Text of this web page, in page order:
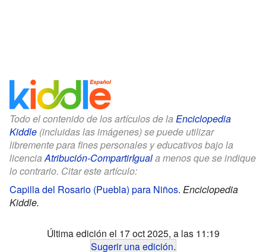
Todo el contenido de los artículos de la Enciclopedia
Kiddle (incluidas las imágenes) se puede utilizar
libremente para fines personales y educativos bajo la
licenciaAtribución-CompartirIguala menos que se indique
lo contrario. Citar este artículo:
Capilla del Rosario (Puebla) para Niños. Enciclopedia
Kiddle.
Última edición el 17 oct 2025, a las 11:19
Sugerir una edición.